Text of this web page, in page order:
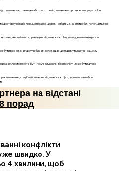
заохоченням або просто повідомленнями про те, як ви сумуєте. Це
їжі або ліків. Це покаже, що вам небайдужі їхні потреби, і полегшить їхнє
завдань чи інших справ через відеозв'язок. Наприклад, ви можете разом
все, від книг до улюблених солодощів, що піднімуть настрій вашому
Часто просто бути поруч, слухаючи без поспіху, може бути дуже
медитації чи йоги через відеозв'язок. Це допоможе вам обом
на відстані
порад
конфлікти
швидко. У
4 хвилини, щоб